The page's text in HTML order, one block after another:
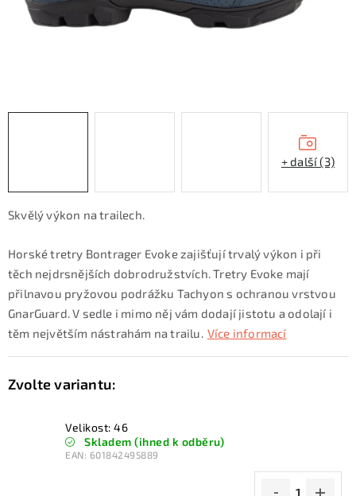
CYKLO Servis
Skvělý výkon na trailech.
Horské tretry Bontrager Evoke zajišťují trvalý výkon i při
těch nejdrsnějších dobrodružstvích. Tretry Evoke mají
přilnavou pryžovou podrážku Tachyon s ochranou vrstvou
GnarGuard. V sedle i mimo něj vám dodají jistotu a odolají i
těm největším nástrahám na trailu. Více informací
Velikost: 46
Skladem (ihned k odběru)
EAN: 601842495889
+ další (3)